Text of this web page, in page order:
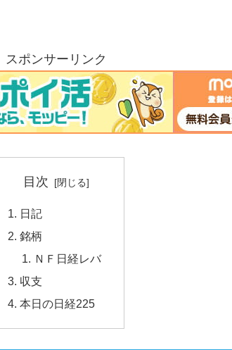
スポンサーリンク
目次
日記
銘柄
ＮＦ日経レバ
収支
本日の日経225